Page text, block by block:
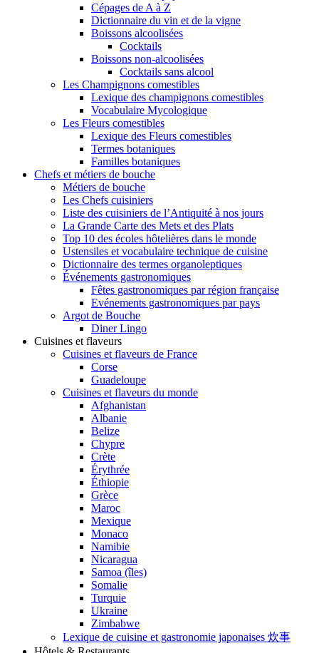
Cépages de A à Z
Dictionnaire du vin et de la vigne
Boissons alcoolisées
Cocktails
Boissons non-alcoolisées
Cocktails sans alcool
Les Champignons comestibles
Lexique des champignons comestibles
Vocabulaire Mycologique
Les Fleurs comestibles
Lexique des Fleurs comestibles
Termes botaniques
Familles botaniques
Chefs et métiers de bouche
Métiers de bouche
Les Chefs cuisiniers
Liste des cuisiniers de l’Antiquité à nos jours
La Grande Carte des Mets et des Plats
Top 10 des écoles hôtelières dans le monde
Ustensiles et vocabulaire technique de cuisine
Dictionnaire des termes organoleptiques
Événements gastronomiques
Fêtes gastronomiques par région française
Evénements gastronomiques par pays
Argot de Bouche
Diner Lingo
Cuisines et flaveurs
Cuisines et flaveurs de France
Corse
Guadeloupe
Cuisines et flaveurs du monde
Afghanistan
Albanie
Belize
Chypre
Crète
Érythrée
Éthiopie
Grèce
Maroc
Mexique
Monaco
Namibie
Nicaragua
Samoa (îles)
Somalie
Turquie
Ukraine
Zimbabwe
Lexique de cuisine et gastronomie japonaises 炊事